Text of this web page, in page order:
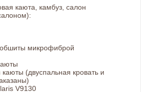
каюта, камбуз, салон
микрофиброй
(двуспальная кровать и
V9130